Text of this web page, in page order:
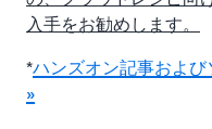
入手をお勧めします。
*ハンズオン記事およ
»